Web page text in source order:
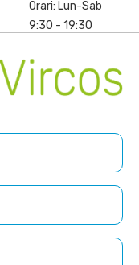
Orari: Lun-Sab
9:30 - 19:30